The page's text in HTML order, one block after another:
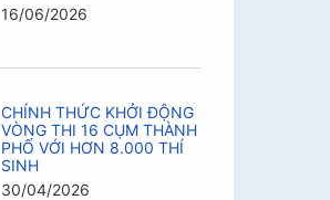
16/06/2026
CHÍNH THỨC KHỞI ĐỘNG
VÒNG THI 16 CỤM THÀNH
PHỐ VỚI HƠN 8.000 THÍ
SINH
30/04/2026